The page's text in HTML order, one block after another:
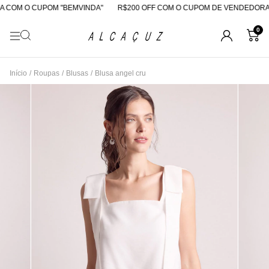
O CUPOM "BEMVINDA" R$200 OFF COM O CUPOM DE VENDEDORA
0
Início / Roupas / Blusas / Blusa angel cru